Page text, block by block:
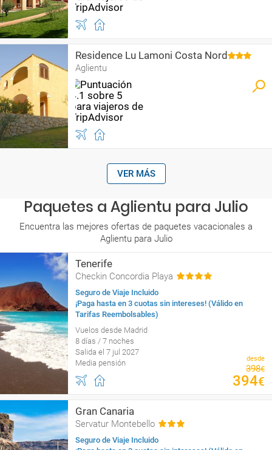
Residence Lu Lamoni Costa Nord
Aglientu
VER MÁS
Paquetes a Aglientu para Julio
Encuentra las mejores ofertas de paquetes vacacionales a
Aglientu para Julio
Tenerife
Checkin Concordia Playa
Seguro de Viaje Incluido
¡Paga hasta en 3 cuotas sin intereses! (Válido en
Tarifas Reembolsables)
Vuelos desde Madrid
8 días / 7 noches
Salida el 7 jul 2027
Media pensión
desde
398€
394€
Gran Canaria
Servatur Montebello
Seguro de Viaje Incluido